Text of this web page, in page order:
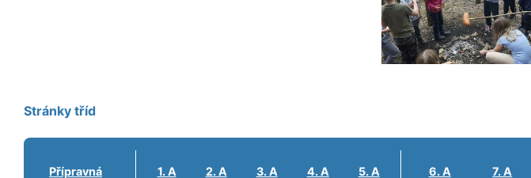
Stránky tříd
Přípravná 1. A 2. A 3. A 4. A 5. A 6. A 7. A